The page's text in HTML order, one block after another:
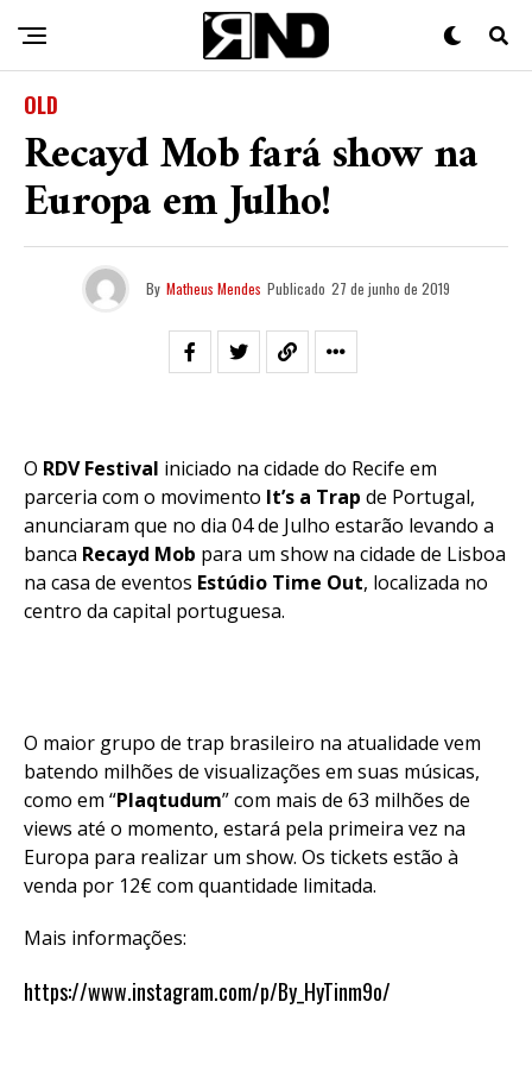
OLD
Recayd Mob fará show na
Europa em Julho!
By Matheus Mendes Publicado 27 de junho de 2019
O RDV Festival iniciado na cidade do Recife em
parceria com o movimento It’s a Trap de Portugal,
anunciaram que no dia 04 de Julho estarão levando a
banca Recayd Mob para um show na cidade de Lisboa
na casa de eventos Estúdio Time Out, localizada no
centro da capital portuguesa.
O maior grupo de trap brasileiro na atualidade vem
batendo milhões de visualizações em suas músicas,
como em “Plaqtudum” com mais de 63 milhões de
views até o momento, estará pela primeira vez na
Europa para realizar um show. Os tickets estão à
venda por 12€ com quantidade limitada.
Mais informações:
https://www.instagram.com/p/By_HyTinm9o/